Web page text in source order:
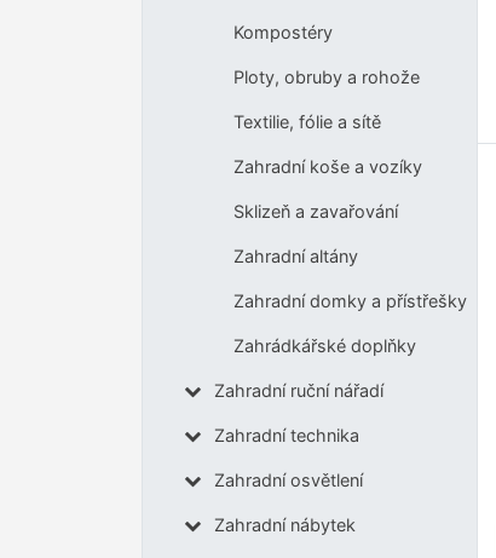
Kompostéry
Ploty, obruby a rohože
Textilie, fólie a sítě
Zahradní koše a vozíky
Sklizeň a zavařování
Zahradní altány
Zahradní domky a přístřešky
Zahrádkářské doplňky
Zahradní ruční nářadí
Zahradní technika
Zahradní osvětlení
Zahradní nábytek